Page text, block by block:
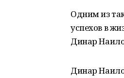
Одним из
успехов в
Динар
Динар